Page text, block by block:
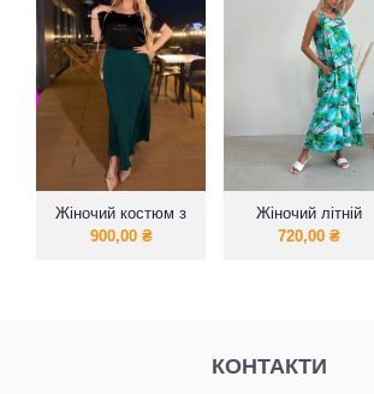
Жіночий костюм з
спідницею шовк
900,00 ₴
Жіночий літній
сарафан на
720,00 ₴
КОНТАКТИ